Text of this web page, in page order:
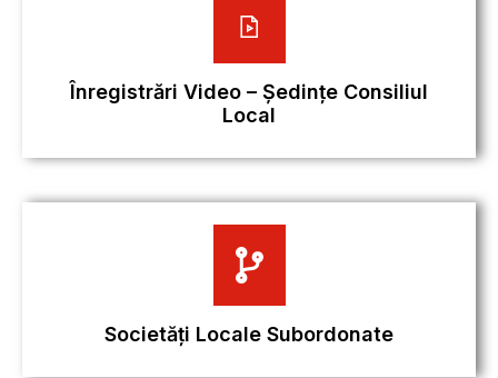
Înregistrări Video – Ședințe Consiliul
Local
Societăţi Locale Subordonate